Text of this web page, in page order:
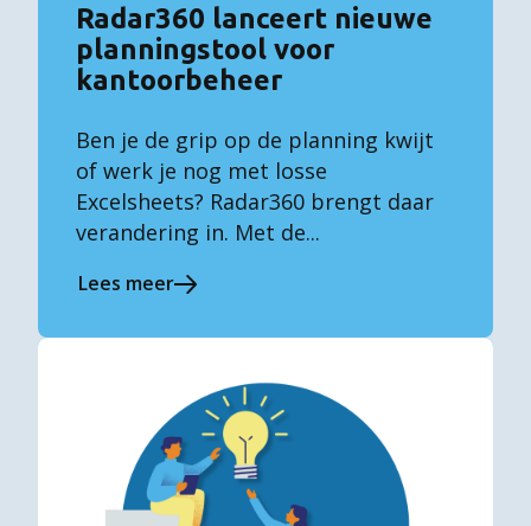
Radar360 lanceert nieuwe
planningstool voor
kantoorbeheer
Ben je de grip op de planning kwijt
of werk je nog met losse
Excelsheets? Radar360 brengt daar
verandering in. Met de...
Lees meer